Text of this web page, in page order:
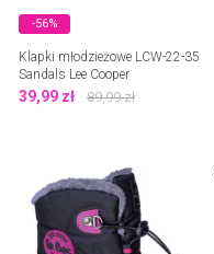
-56%
Klapki młodzieżowe LCW-22-35
Sandals Lee Cooper
39,99 zł 89,99zł